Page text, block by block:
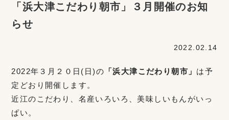
「浜大津こだわり朝市」３月開催のお知
らせ
2022.02.14
2022年３月２０日(日)の 「浜大津こだわり朝市」 は予
定どおり開催します。
近江のこだわり、名産いろいろ、美味しいもんがいっ
ぱい。